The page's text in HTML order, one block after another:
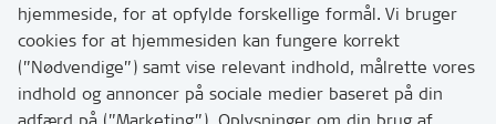
Skriv til os via Digital Post
Har du brug for at komme i kontakt med os? Se her
hvordan
Tip os om huller i vejen eller andet
hjemmeside, for at opfylde forskellige formål. Vi bruger
cookies for at hjemmesiden kan fungere korrekt
(”Nødvendige”) samt vise relevant indhold, målrette vores
indhold og annoncer på sociale medier baseret på din